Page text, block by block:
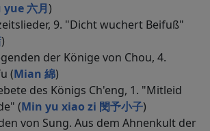
yue 六月)
9. "Dicht wuchert Beifuß"
)
der Könige von Chou, 4.
(Mian 綿)
des Königs Ch'eng, 1. "Mitleid
(Min yu xiao zi 閔予小子)
von Sung. Aus dem Ahnenkult der